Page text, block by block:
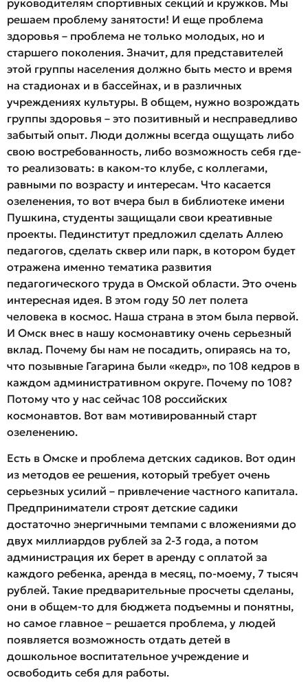
решаем проблему занятости! И еще проблема
здоровья – проблема не только молодых, но и
старшего поколения. Значит, для представителей
этой группы населения должно быть место и время
на стадионах и в бассейнах, и в различных
учреждениях культуры. В общем, нужно возрождать
группы здоровья – это позитивный и несправедливо
забытый опыт. Люди должны всегда ощущать либо
свою востребованность, либо возможность себя где-
то реализовать: в каком-то клубе, с коллегами,
равными по возрасту и интересам. Что касается
озеленения, то вот вчера был в библиотеке имени
Пушкина, студенты защищали свои креативные
проекты. Пединститут предложил сделать Аллею
педагогов, сделать сквер или парк, в котором будет
отражена именно тематика развития
педагогического труда в Омской области. Это очень
интересная идея. В этом году 50 лет полета
человека в космос. Наша страна в этом была первой.
И Омск внес в нашу космонавтику очень серьезный
вклад. Почему бы нам не посадить, опираясь на то,
что позывные Гагарина были «кедр», по 108 кедров в
каждом административном округе. Почему по 108?
Потому что у нас сейчас 108 российских
космонавтов. Вот вам мотивированный старт
озеленению.
Есть в Омске и проблема детских садиков. Вот один
из методов ее решения, который требует очень
серьезных усилий – привлечение частного капитала.
Предприниматели строят детские садики
достаточно энергичными темпами с вложениями до
двух миллиардов рублей за 2-3 года, а потом
администрация их берет в аренду с оплатой за
каждого ребенка, аренда в месяц, по-моему, 7 тысяч
рублей. Такие предварительные просчеты сделаны,
они в общем-то для бюджета подъемны и понятны,
но самое главное – решается проблема, у людей
появляется возможность отдать детей в
дошкольное воспитательное учреждение и
освободить себя для работы.